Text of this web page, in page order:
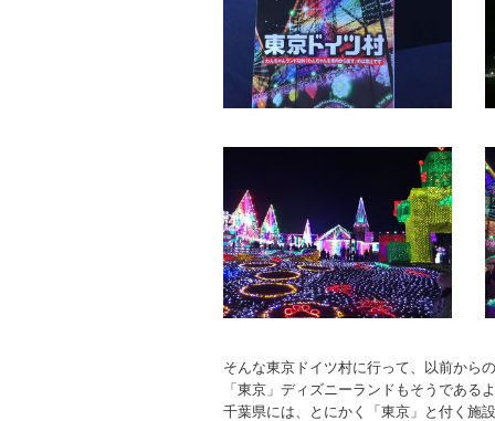
そんな東京ドイツ村に行って、以前から
「東京」ディズニーランドもそうであ
千葉県には、とにかく「東京」と付く施